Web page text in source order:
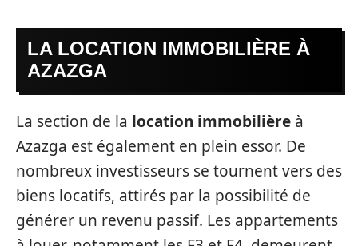
LA LOCATION IMMOBILIÈRE À
AZAZGA
La section de la location immobilière à
Azazga est également en plein essor. De
nombreux investisseurs se tournent vers des
biens locatifs, attirés par la possibilité de
générer un revenu passif. Les appartements